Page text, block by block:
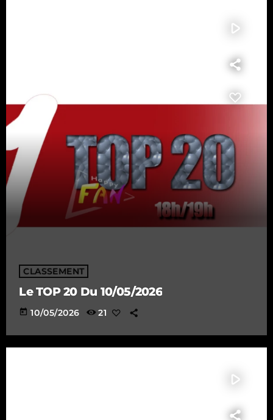
play_arrow
CLASSEMENT
Le TOP 20 Du 10/05/2026
today 10/05/2026 21
play_arrow